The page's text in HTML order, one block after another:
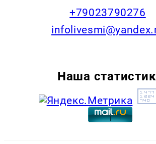
+79023790276
Наша